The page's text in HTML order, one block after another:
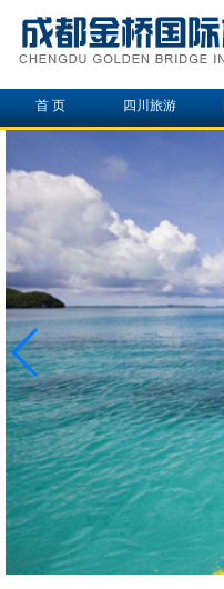
首 页 四川旅游